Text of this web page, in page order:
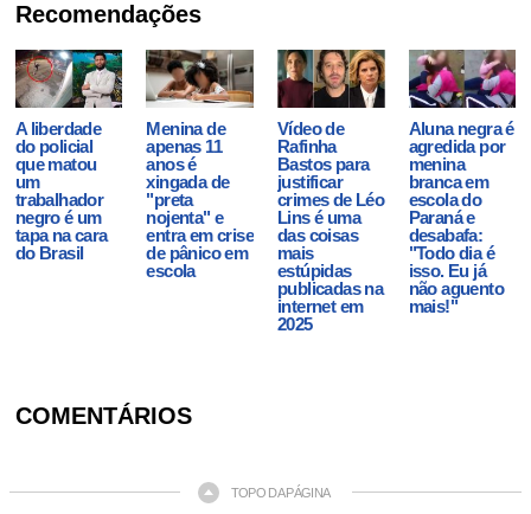
Recomendações
A liberdade
do policial
que matou
um
trabalhador
negro é um
tapa na cara
do Brasil
Menina de
apenas 11
anos é
xingada de
"preta
nojenta" e
entra em crise
de pânico em
escola
Vídeo de
Rafinha
Bastos para
justificar
crimes de Léo
Lins é uma
das coisas
mais
estúpidas
publicadas na
internet em
2025
Aluna negra é
agredida por
menina
branca em
escola do
Paraná e
desabafa:
"Todo dia é
isso. Eu já
não aguento
mais!"
COMENTÁRIOS
TOPO DA PÁGINA